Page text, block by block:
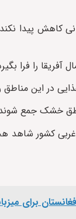
کاهش پیدا
را فرا
در این مناطق
خشک جمع
کشور شاهد
از هیئت ۱۰۰